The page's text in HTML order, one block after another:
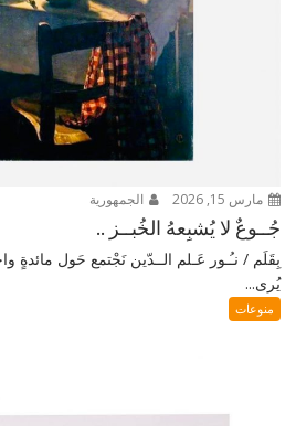
مارس 15, 2026 الجمهورية
جُــوعٌ لا يُشبِعهُ الخُبــز ..
بِقَلَم / نـُـور عَـلم الــدّين نَجْتمع حَول مائدةٍ
يُرى...
منوعات